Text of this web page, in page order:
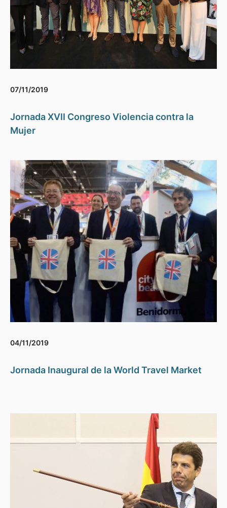
07/11/2019
Jornada XVII Congreso Violencia contra la
Mujer
04/11/2019
Jornada Inaugural de la World Travel Market